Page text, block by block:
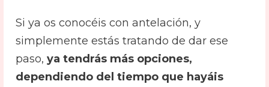
Si ya os conocéis con antelación, y
simplemente estás tratando de dar ese
paso, ya tendrás más opciones,
dependiendo del tiempo que hayáis